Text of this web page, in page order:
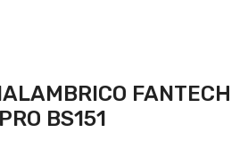
FANTECH
BS151